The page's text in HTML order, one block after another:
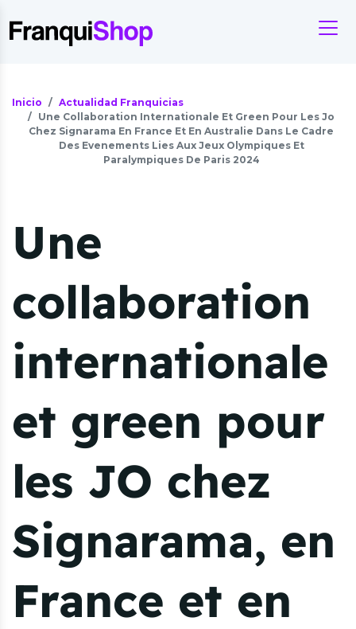
Inicio
Actualidad Franquicias
Une Collaboration Internationale Et Green Pour Les Jo
Chez Signarama En France Et En Australie Dans Le Cadre
Des Evenements Lies Aux Jeux Olympiques Et
Paralympiques De Paris 2024
Une
collaboration
internationale
et green pour
les JO chez
Signarama, en
France et en